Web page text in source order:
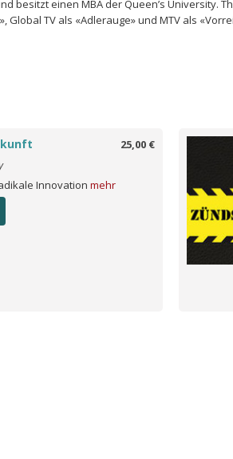
besitzt einen MBA der Queen’s University.
TV als «Adlerauge» und MTV als
25,00 €
Innovation mehr